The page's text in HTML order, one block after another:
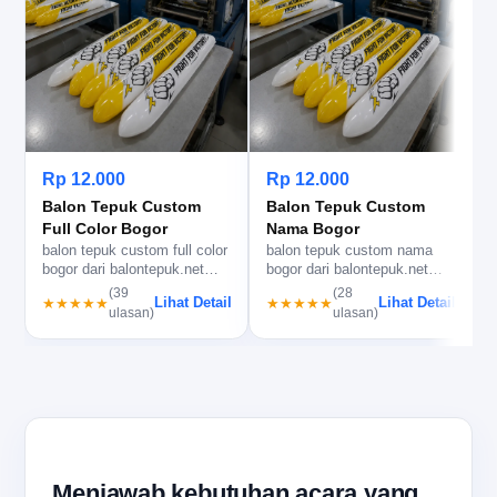
Rp 12.000
Balon Tepuk Custom
Full Color Bogor
balon tepuk custom full color
bogor dari balontepuk.net
bantu identitas acara le…
★★★★★
(39
ulasan)
Lihat Detail
Rp 12.000
Balon Tepuk Custom
Nama Bogor
balon tepuk custom nama
bogor dari balontepuk.net
bantu nama acara lebih
terbaca…
★★★★★
(28
ulasan)
Lihat Detail